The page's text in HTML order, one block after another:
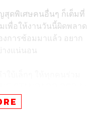
ดพิเศษคนอื่นๆ ก็เต็มที่
เพื่อให้งานวันนี้ผิดพลาด
การซ้อมมาแล้ว อยาก
งแน่นอน
ได้ติดตามกันอีกไม่ว่าจะ
ติดตามคอนเทนต์อื่นๆ